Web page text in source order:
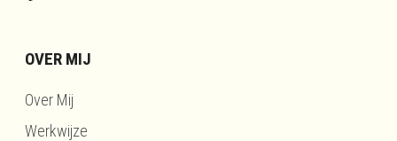
OVER MIJ
Over Mij
Werkwijze